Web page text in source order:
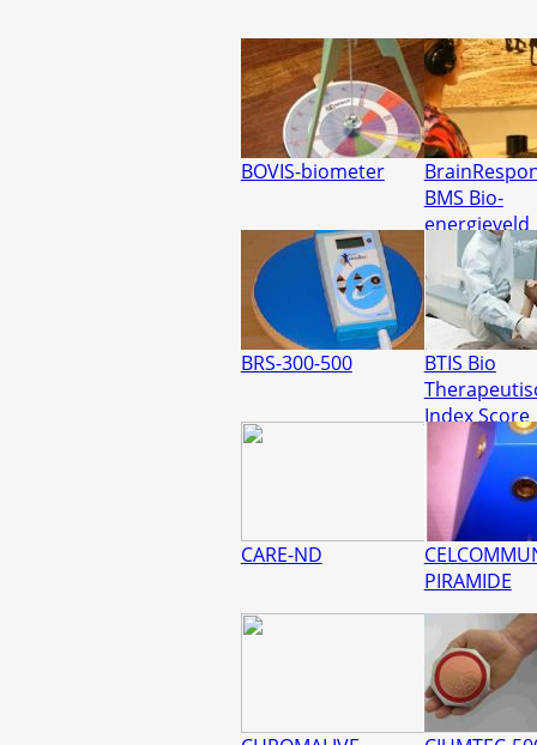
BOVIS-biometer
BMS Bio-
energieveld
PEB
BRS-300-500
BTIS Bio
Index Score
CARE-ND
PIRAMIDE